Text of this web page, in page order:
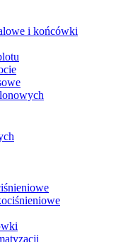
i końcówki